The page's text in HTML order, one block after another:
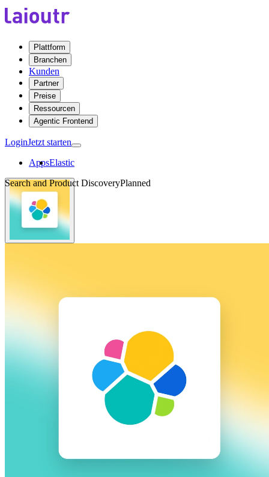
Plattform
Branchen
Kunden
Partner
Preise
Ressourcen
Agentic Frontend
LoginJetzt starten
AppsElastic
Search and Product DiscoveryPlanned